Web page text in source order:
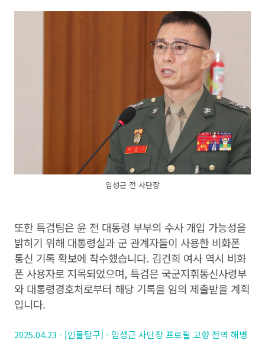
임성근 전 사단장
또한 특검팀은 윤 전 대통령 부부의 수사 개입 가능성을
밝히기 위해 대통령실과 군 관계자들이 사용한 비화폰
통신 기록 확보에 착수했습니다. 김건희 여사 역시 비화
폰 사용자로 지목되었으며, 특검은 국군지휘통신사령부
와 대통령경호처로부터 해당 기록을 임의 제출받을 계획
입니다.
2025.04.23 - [인물탐구] - 임성근 사단장 프로필 고향 전역 해병